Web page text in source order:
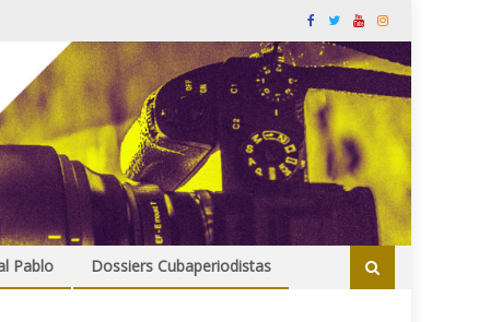
Pablo Dossiers Cubaperiodistas